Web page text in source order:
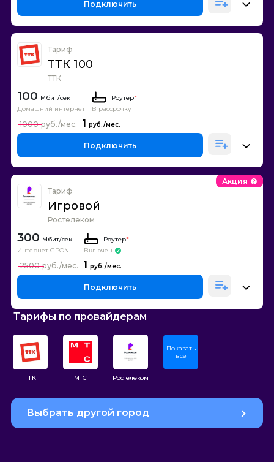
Подключить
Тариф
ТТК 100
ТТК
100
Домашний интернет
Роутер*
В рассрочку
1
1000
Подключить
Тариф
Игровой
Ростелеком
Акция
300
Интернет GPON
Роутер*
Включен
1
2500
Подключить
Тарифы по провайдерам
ТТК МТС Ростелеком
Показать
все
Выбрать другой город